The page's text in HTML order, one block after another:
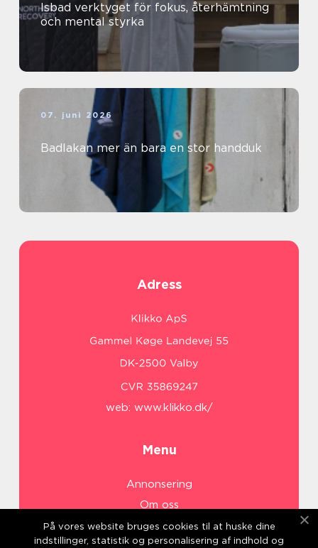
Isbad verktyget för fokus, återhämtning
och mental styrka
07. juni 2026
Badlakan mer än bara en stor handduk
Adress
web: www.klikko.dk/
Menu
Annonsering
Om oss
Cookies
På vores website bruges cookies til at huske dine
indstillinger, statistik og personalisering af indhold og